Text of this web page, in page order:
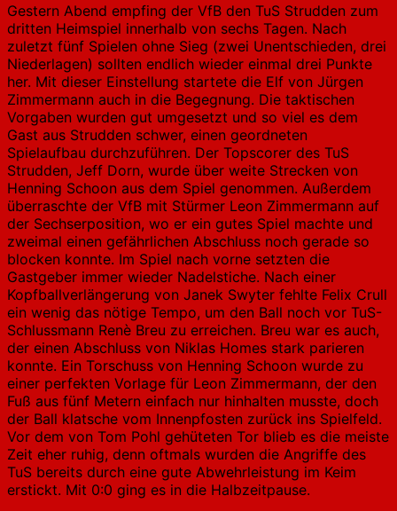
Gestern Abend empfing der VfB den TuS Strudden zum
dritten Heimspiel innerhalb von sechs Tagen. Nach
zuletzt fünf Spielen ohne Sieg (zwei Unentschieden, drei
Niederlagen) sollten endlich wieder einmal drei Punkte
her. Mit dieser Einstellung startete die Elf von Jürgen
Zimmermann auch in die Begegnung. Die taktischen
Vorgaben wurden gut umgesetzt und so viel es dem
Gast aus Strudden schwer, einen geordneten
Spielaufbau durchzuführen. Der Topscorer des TuS
Strudden, Jeff Dorn, wurde über weite Strecken von
Henning Schoon aus dem Spiel genommen. Außerdem
überraschte der VfB mit Stürmer Leon Zimmermann auf
der Sechserposition, wo er ein gutes Spiel machte und
zweimal einen gefährlichen Abschluss noch gerade so
blocken konnte. Im Spiel nach vorne setzten die
Gastgeber immer wieder Nadelstiche. Nach einer
Kopfballverlängerung von Janek Swyter fehlte Felix Crull
ein wenig das nötige Tempo, um den Ball noch vor TuS-
Schlussmann Renè Breu zu erreichen. Breu war es auch,
der einen Abschluss von Niklas Homes stark parieren
konnte. Ein Torschuss von Henning Schoon wurde zu
einer perfekten Vorlage für Leon Zimmermann, der den
Fuß aus fünf Metern einfach nur hinhalten musste, doch
der Ball klatsche vom Innenpfosten zurück ins Spielfeld.
Vor dem von Tom Pohl gehüteten Tor blieb es die meiste
Zeit eher ruhig, denn oftmals wurden die Angriffe des
TuS bereits durch eine gute Abwehrleistung im Keim
erstickt. Mit 0:0 ging es in die Halbzeitpause.